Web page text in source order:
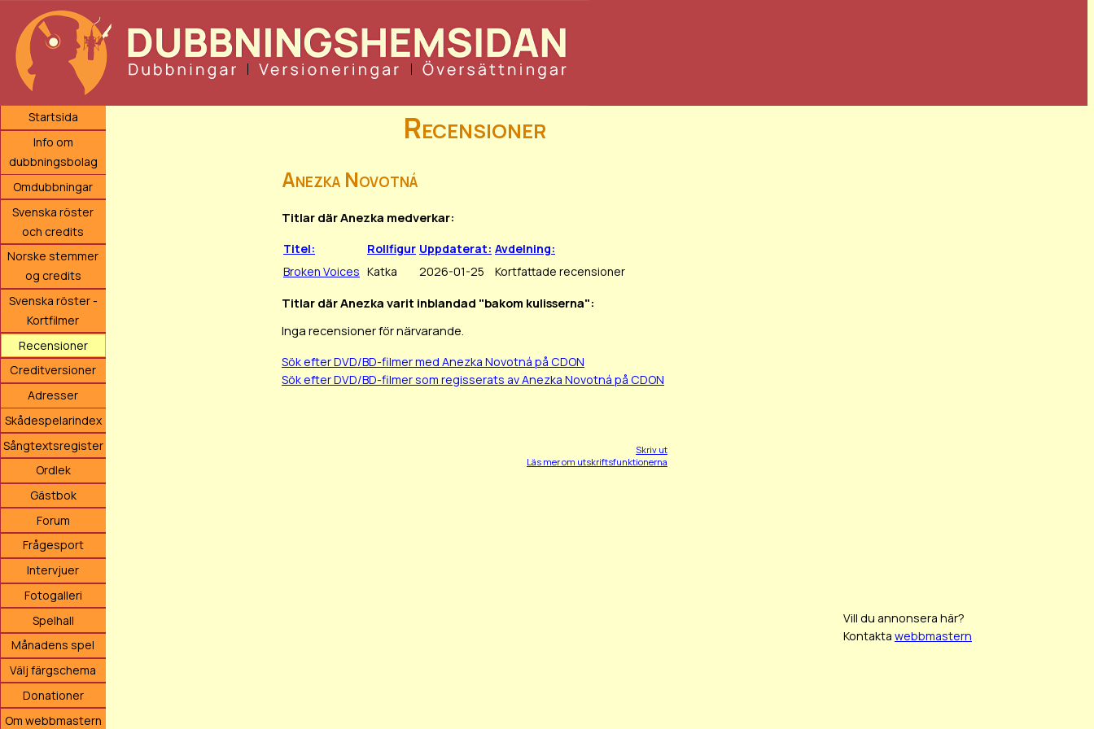
Startsida
Info om
dubbningsbolag
Omdubbningar
Svenska röster
och credits
Norske stemmer
og credits
Svenska röster -
Kortfilmer
Recensioner
Creditversioner
Adresser
Skådespelarindex
Sångtextsregister
Ordlek
Gästbok
Forum
Frågesport
Intervjuer
Fotogalleri
Spelhall
Månadens spel
Välj färgschema
Donationer
Om webbmastern
Recensioner
Anezka Novotná
Titlar där Anezka medverkar:
Titel: Rollfigur Uppdaterat: Avdelning:
Broken Voices Katka 2026-01-25 Kortfattade recensioner
Titlar där Anezka varit inblandad "bakom kulisserna":
Inga recensioner för närvarande.
Sök efter DVD/BD-filmer med Anezka Novotná på CDON
Sök efter DVD/BD-filmer som regisserats av Anezka Novotná på CDON
Skriv ut
Läs mer om utskriftsfunktionerna
Vill du annonsera här?
Kontakta webbmastern